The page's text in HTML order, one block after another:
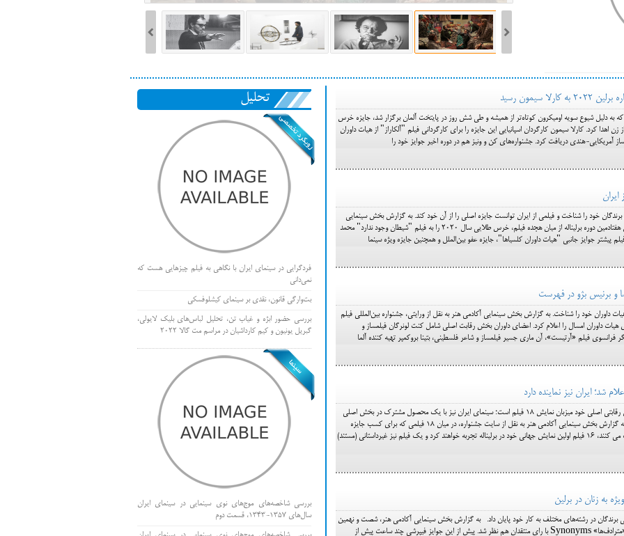
فیلم‌های بخش مسابقه جشنواره فیلم ونیز ۲۰۲۲ مشخص شد، سهم پررنگ
کن، راه برای مستقل‌ها
رسید
که به دلیل شیوع سویه اومیکرون کوتاه‌تر از همیشه و طی شش روز در پایتخت آلمان برگزار شد، جایزه خرس
اهدا کرد. کارلا سیمون کارگردان اسپانیایی این جایزه را برای کارگردانی فیلم "آلکاراز" از هیات داوران
آمریکایی-هندی دریافت کرد. جشنواره‌های کن و ونیز هم در دوره اخیر جوایز خود را
2020 ساعتی پیش برندگان خود را شناخت و فیلمی از ایران توانست جایزه اصلی را از آن خود کند. به گزارش بخش سینمایی
آکادمی هنر به نقل از ورایتی، هیات داوران هفتادمین دوره برلیناله از میان هجده فیلم، خرس طلایی سال ۲۰۲۰ را به فیلم "شیطان وجود ندارد" محمد
پیشتر جوایز جانبی "هیات داوران کلسیاها"، جایزه عفو بین‌الملل و همچنین جایزه ویژه سینما
و برنیس بژو در فهرست
داوران خود را شناخت. به گزارش بخش سینمایی آکادمی هنر به نقل از ورایتی، جشنواره بین‌المللی فیلم
اسامی اعضای هیات داوران امسال را اعلام کرد. اعضای داوران بخش رقابت اصلی شامل کنت لونرگان فیلمساز و
فرانسوی فیلم «آرتیست»، آن ماری جسیر فیلمساز و شاعر فلسطینی، بتینا بروکمپر تهیه کننده آلما
هفتادمین جشنواره برلین امسال در بخش رقابتی اصلی خود میزبان نمایش ۱۸ فیلم است؛ سینمای ایران نیز با یک محصول مشترک در بخش اصلی
این رویداد سینمایی حضور خواهد داشت. به گزارش بخش سینمایی آکادمی هنر به نقل از سایت جشنواره، در میان ۱۸ فیلمی که برای کسب جایزه
خرس طلای بهترین فیلم جشنواره رقابت می کنند، ۱۶ فیلم اولین نمایش جهانی خود در برلیناله تجربه خواهند کرد و یک فیلم نیز غیرداستانی (مستند)
برندگان در رشته‌های مختلف به کار خود پایان داد. به گزارش بخش سینمایی آکادمی هنر، شصت و نهمین
دوره جشنواره فیلم برلین با انتخاب فیلم «مترادف‌ها» Synonyms با رای منتقدان هم نظر شد. پیش از این جوایز فیپرشی چند ساعت پیش از
تحلیل
فردگرایی در سینمای ایران با نگاهی به فیلم چیزهایی هست که
نمی‌دانی
بت‌وارگی قانون، نقدی بر سینمای کیشلوفسکی
بررسی حضور ابژه و غیاب تن، تحلیل لباس‌های بلیک لایولی،
گبریل یونیون و کیم کارداشیان در مراسم مت گالا ۲۰۲۲
بررسی شاخصه‌های موج‌های نوی سینمایی در سینمای ایران
سال‌های 1357-1343، قسمت دوم